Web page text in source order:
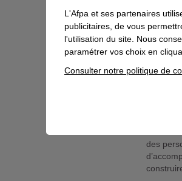
« C’est
par
L’Afpa,
Chaque
avec
Au-
des
L'Afpa et ses partenaires
publicitaires, de vous
l'utilisation du site. Nous
paramétrer vos choix en
Consulter notre politique de